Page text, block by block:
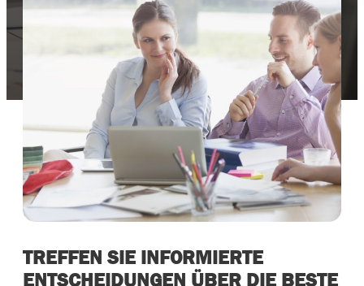
TREFFEN SIE INFORMIERTE
ENTSCHEIDUNGEN ÜBER DIE BESTE